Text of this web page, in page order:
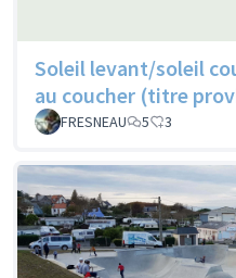
Soleil levant/soleil
au coucher (titre
FRESNEAU 5 3